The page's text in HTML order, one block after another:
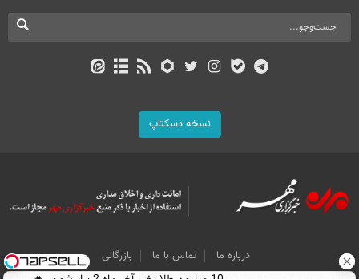
نسخه دسکتاپ
درباره ما تماس با ما
بازرگانی